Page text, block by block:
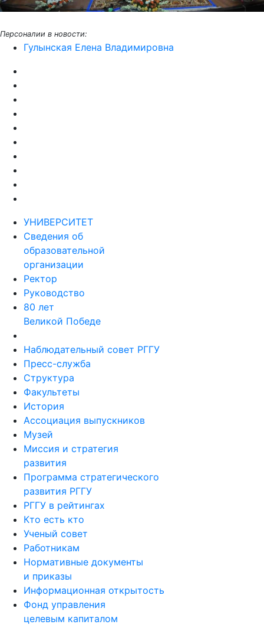
Персоналии в новости:
Гулынская Елена Владимировна
УНИВЕРСИТЕТ
Сведения об
образовательной
организации
Ректор
Руководство
80 лет
Великой Победе
Наблюдательный совет РГГУ
Пресс-служба
Структура
Факультеты
История
Ассоциация выпускников
Музей
Миссия и стратегия
развития
Программа стратегического
развития РГГУ
РГГУ в рейтингах
Кто есть кто
Ученый совет
Работникам
Нормативные документы
и приказы
Информационная открытость
Фонд управления
целевым капиталом